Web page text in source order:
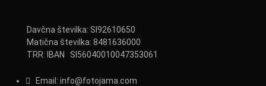
Davčna številka: SI92610650
Matična številka: 8481636000
TRR: IBAN SI56040010047353061
Email: info@fotojama.com